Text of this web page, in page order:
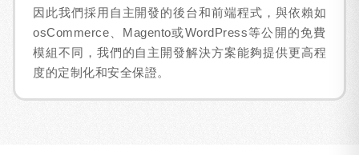
因此我們採用自主開發的後台和前端程式，與依賴如
osCommerce、Magento或WordPress等公開的免費
模組不同，我們的自主開發解決方案能夠提供更高程
度的定制化和安全保證。